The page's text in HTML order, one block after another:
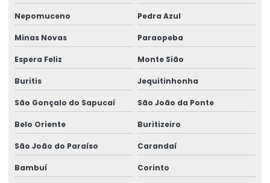
Talha De Cabo De Aço Eletrônica
Talha De Cinta Aço Carbono
Talha De Cinta Elétrica Aço Carbono Versátil
Talha Elétrica
Talha Elétrica 125 Kg A 5 Toneladas
Talha Elétrica Aço Carbono
Talha Elétrica Aço Inox
Nepomuceno Pedra Azul
Minas Novas Paraopeba
Espera Feliz Monte Sião
Buritis Jequitinhonha
São Gonçalo do Sapucaí São João da Ponte
Belo Oriente Buritizeiro
São João do Paraíso Carandaí
Bambuí Corinto